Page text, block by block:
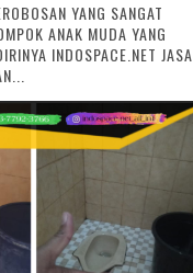
YANG SANGAT
ANAK MUDA YANG
INDOSPACE.NET JASA